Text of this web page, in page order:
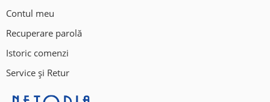
Contul meu
Recuperare parolă
Istoric comenzi
Service și Retur